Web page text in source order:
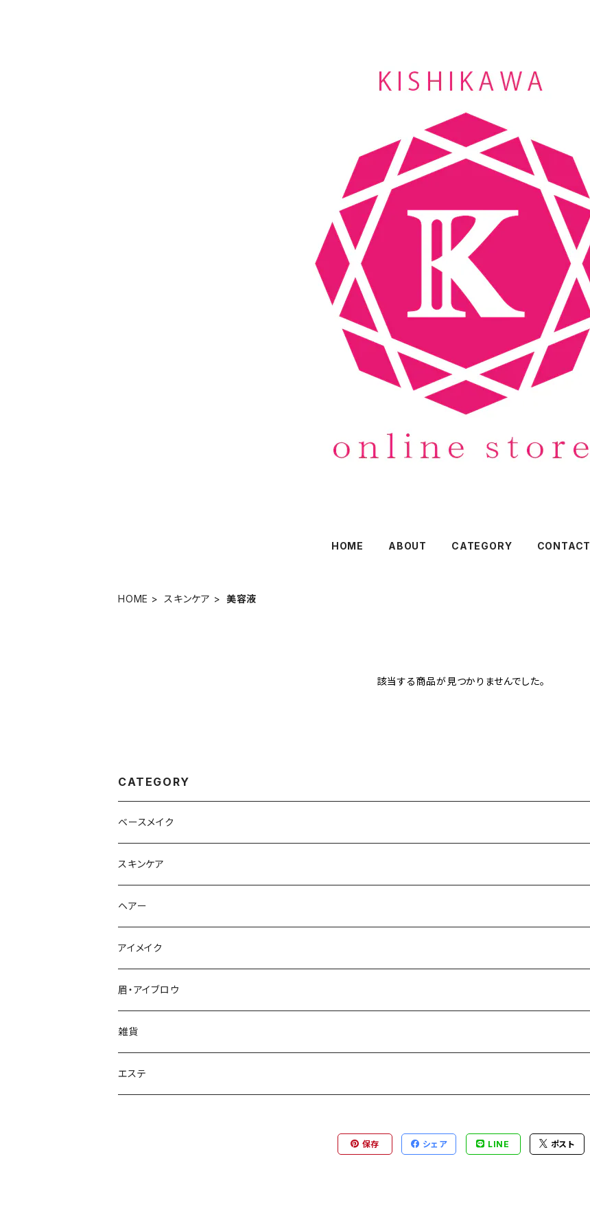
HOME ABOUT CATEGORY CONTACT
HOME スキンケア 美容液
該当する商品が見つかりませんでした。
CATEGORY
ベースメイク
美容液
美容液
スキンケア
美容液
シワ
保湿
化粧水
乳液
ヘアー
アイメイク
眉・アイブロウ
雑貨
エステ
保存 シェア LINE ポスト